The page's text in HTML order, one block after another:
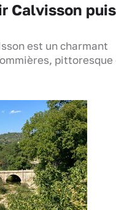
Calvisson
est un charmant
pittoresque